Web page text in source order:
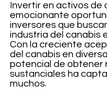
Invertir en activos de
emocionante
inversores que
industria del canabis
Con la creciente
del canabis en
potencial de obtener
sustanciales ha
muchos.